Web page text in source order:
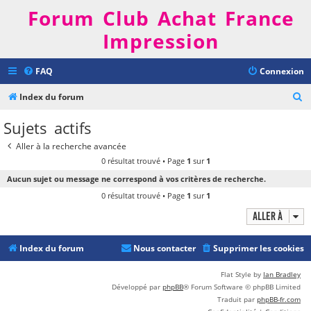
Forum Club Achat France
Impression
FAQ Connexion
Index du forum
h
r
Sujets actifs
Aller à la recherche avancée
0 résultat trouvé • Page 1 sur 1
Aucun sujet ou message ne correspond à vos critères de recherche.
0 résultat trouvé • Page 1 sur 1
Aller à
Index du forum Supprimer les cookies
Nous contacter
Flat Style by Ian Bradley
Développé par phpBB® Forum Software © phpBB Limited
Traduit par phpBB-fr.com